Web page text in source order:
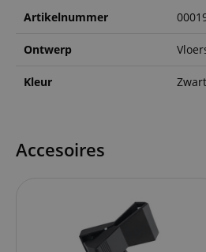
Artikelnummer
Ontwerp
Kleur Zwart
Accesoires